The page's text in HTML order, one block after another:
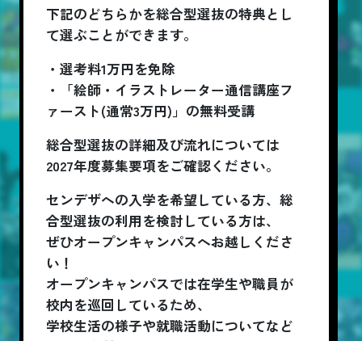
下記のどちらかを総合型選抜の特典とし
て選ぶことができます。
・選考料1万円を免除
・「絵師・イラストレーター通信講座フ
ァースト(通常3万円)」の無料受講
総合型選抜の詳細及び流れについては
2027年度募集要項をご確認ください。
センデザへの入学を希望している方、総
合型選抜の利用を検討している方は、
ぜひオープンキャンパスへお越しくださ
い！
オープンキャンパスでは在学生や職員が
校内を巡回しているため、
学校生活の様子や就職活動についてなど